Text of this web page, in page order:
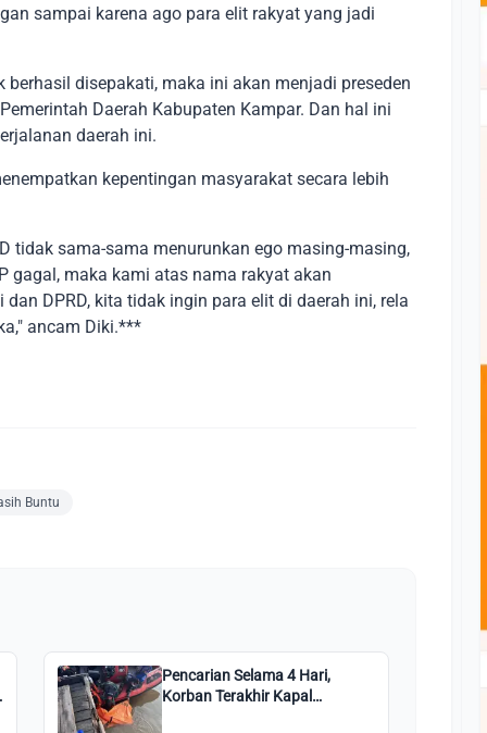
sampai karena ago para elit rakyat yang jadi
disepakati, maka ini akan menjadi preseden
Daerah Kabupaten Kampar. Dan hal ini
daerah ini.
kepentingan masyarakat secara lebih
tidak sama-sama menurunkan ego masing-masing,
gagal, maka kami atas nama rakyat akan
DPRD, kita tidak ingin para elit di daerah ini, rela
ancam Diki.***
Buntu
Pencarian Selama 4 Hari,
Korban Terakhir Kapal